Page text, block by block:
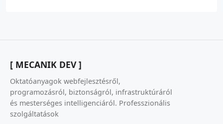
[ MECANIK DEV ]
Oktatóanyagok webfejlesztésről,
programozásról, biztonságról, infrastruktúráról
és mesterséges intelligenciáról. Professzionális
szolgáltatások